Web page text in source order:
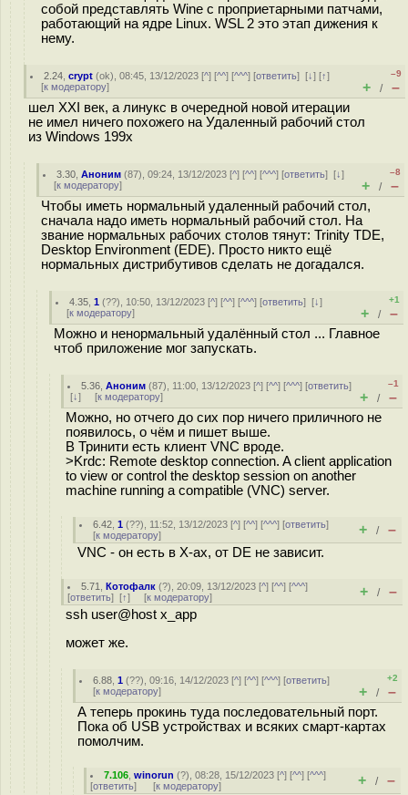
собой представлять Wine c проприетарными патчами,
работающий на ядре Linux. WSL 2 это этап дижения к
нему.
2.24 ,crypt (ok), 08:45, 13/12/2023 [^] [^^] [^^^] [ответить][↓] [↑]
[к модератору]
–9
+ / –
шел XXI век, а линукс в очередной новой итерации
не имел ничего похожего на Удаленный рабочий стол
из Windows 199x
3.30 ,Аноним (87), 09:24, 13/12/2023 [^] [^^] [^^^] [ответить][↓]
[к модератору]
–8
+ / –
Чтобы иметь нормальный удаленный рабочий стол,
сначала надо иметь нормальный рабочий стол. На
звание нормальных рабочих столов тянут: Trinity TDE,
Desktop Environment (EDE). Просто никто ещё
нормальных дистрибутивов сделать не догадался.
4.35 ,1 (??), 10:50, 13/12/2023 [^] [^^] [^^^] [ответить][↓]
[к модератору]
+1
+ / –
Можно и ненормальный удалённый стол ... Главное
чтоб приложение мог запускать.
5.36 ,Аноним (87), 11:00, 13/12/2023 [^] [^^] [^^^] [ответить]
[↓] [к модератору]
–1
+ / –
Можно, но отчего до сих пор ничего приличного не
появилось, о чём и пишет выше.
В Тринити есть клиент VNC вроде.
>Krdc: Remote desktop connection. A client application
to view or control the desktop session on another
machine running a compatible (VNC) server.
6.42 ,1 (??), 11:52, 13/12/2023 [^] [^^] [^^^] [ответить]
[к модератору] + / –
VNC - он есть в X-ах, от DE не зависит.
5.71 ,Котофалк (?), 20:09, 13/12/2023 [^] [^^] [^^^]
[ответить] [↑] [к модератору] + / –
ssh user@host x_app
может же.
6.88 ,1 (??), 09:16, 14/12/2023 [^] [^^] [^^^] [ответить]
[к модератору]
+2
+ / –
А теперь прокинь туда последовательный порт.
Пока об USB устройствах и всяких смарт-картах
помолчим.
7.106 ,winorun (?), 08:28, 15/12/2023 [^] [^^] [^^^]
[ответить] [к модератору] + / –